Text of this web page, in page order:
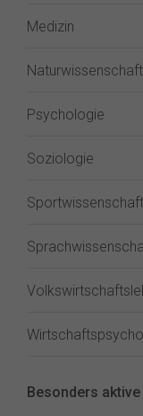
Medizin
Psychologie
Soziologie
Besonders